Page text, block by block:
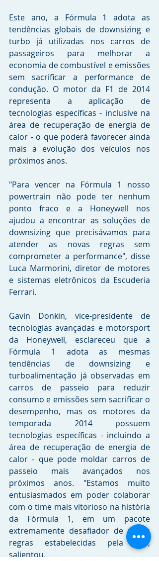
Este ano, a Fórmula 1 adota as
tendências globais de downsizing e
turbo já utilizadas nos carros de
passageiros para melhorar a
economia de combustível e emissões
sem sacrificar a performance de
condução. O motor da F1 de 2014
representa a aplicação de
tecnologias específicas - inclusive na
área de recuperação de energia de
calor - o que poderá favorecer ainda
mais a evolução dos veículos nos
próximos anos.
"Para vencer na Fórmula 1 nosso
powertrain não pode ter nenhum
ponto fraco e a Honeywell nos
ajudou a encontrar as soluções de
downsizing que precisávamos para
atender as novas regras sem
comprometer a performance", disse
Luca Marmorini, diretor de motores
e sistemas eletrônicos da Escuderia
Ferrari.
Gavin Donkin, vice-presidente de
tecnologias avançadas e motorsport
da Honeywell, esclareceu que a
Fórmula 1 adota as mesmas
tendências de downsizing e
turboalimentação já observadas em
carros de passeio para reduzir
consumo e emissões sem sacrificar o
desempenho, mas os motores da
temporada 2014 possuem
tecnologias específicas - incluindo a
área de recuperação de energia de
calor - que pode moldar carros de
passeio mais avançados nos
próximos anos. "Estamos muito
entusiasmados em poder colaborar
com o time mais vitorioso na história
da Fórmula 1, em um pacote
extremamente desafiador de novas
regras estabelecidas pela FIA",
salientou.